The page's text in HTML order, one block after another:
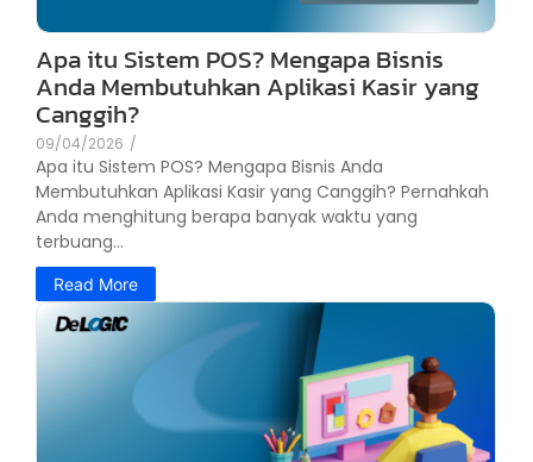
Apa itu Sistem POS? Mengapa Bisnis
Anda Membutuhkan Aplikasi Kasir yang
Canggih?
09/04/2026 /
Apa itu Sistem POS? Mengapa Bisnis Anda
Membutuhkan Aplikasi Kasir yang Canggih? Pernahkah
Anda menghitung berapa banyak waktu yang
terbuang...
Read More